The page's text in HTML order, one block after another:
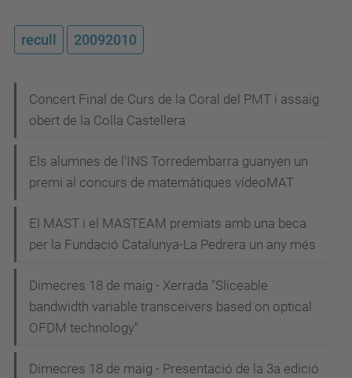
recull 20092010
g
c
Concert Final de Curs de la Coral del PMT i assaig
obert de la Colla Castellera
Els alumnes de l'INS Torredembarra guanyen un
premi al concurs de matemàtiques vídeoMAT
El MAST i el MASTEAM premiats amb una beca
per la Fundació Catalunya-La Pedrera un any més
Dimecres 18 de maig - Xerrada "Sliceable
bandwidth variable transceivers based on optical
OFDM technology"
Dimecres 18 de maig - Presentació de la 3a edició